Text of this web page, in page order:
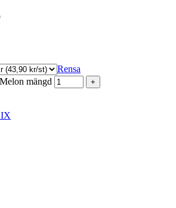
Rensa
mängd